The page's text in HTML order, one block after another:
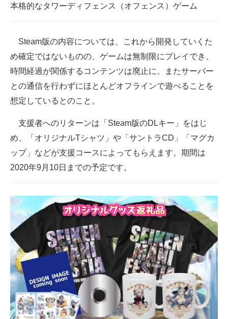
本格的なタワーディフェンス（オフェンス）ゲーム
Steam版の内容については、これから開発していくた
め確定ではないものの、ゲームは無制限にプレイでき、
時間経過が関係するコンテンツは廃止に。またサーバー
との通信を行わずにほとんどオフラインで遊べることを
想定しているとのこと。
支援者へのリターンは「Steam版のDLキー」をはじ
め、「オリジナルTシャツ」や「サントラCD」「マグカ
ップ」などが支援コースによってもらえます。期間は
2020年9月10日までの予定です。